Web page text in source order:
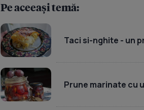
Pe aceeași temă:
Taci si-nghite - un
Prune marinate cu